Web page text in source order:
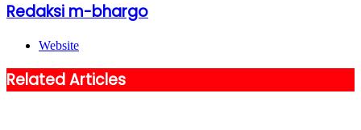
Redaksi m-bhargo
Website
Related Articles